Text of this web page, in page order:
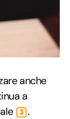
anche
a
3 .